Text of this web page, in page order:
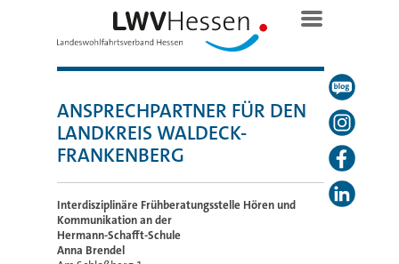
ANSPRECHPARTNER FÜR DEN
LANDKREIS WALDECK-
FRANKENBERG
Interdisziplinäre Frühberatungsstelle Hören und
Kommunikation an der
Hermann-Schafft-Schule
Anna Brendel